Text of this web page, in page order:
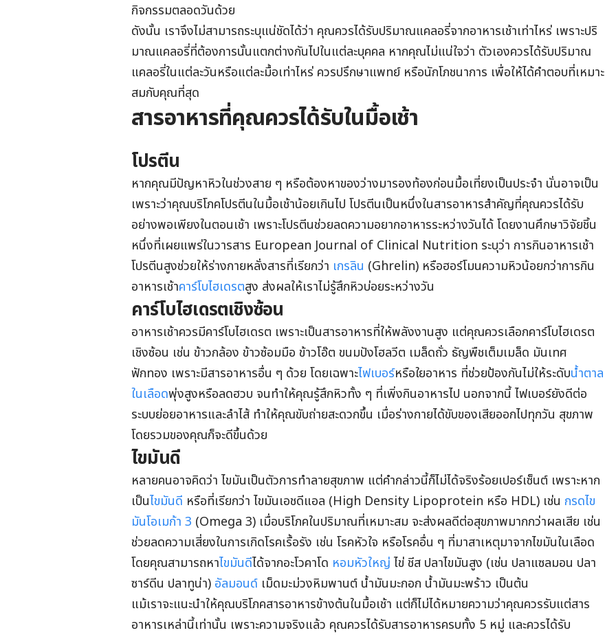
กิจกรรมตลอดวันด้วย
ดังนั้น เราจึงไม่สามารถระบุแน่ชัดได้ว่า คุณควรได้รับปริมาณแคลอรี่จากอาหารเช้าเท่าไหร่ เพราะปริ
มาณแคลอรี่ที่ต้องการนั้นแตกต่างกันไปในแต่ละบุคคล หากคุณไม่แน่ใจว่า ตัวเองควรได้รับปริมาณ
แคลอรี่ในแต่ละวันหรือแต่ละมื้อเท่าไหร่ ควรปรึกษาแพทย์ หรือนักโภชนาการ เพื่อให้ได้คำตอบที่เหมาะ
สมกับคุณที่สุด
สารอาหารที่คุณควรได้รับในมื้อเช้า
โปรตีน
หากคุณมีปัญหาหิวในช่วงสาย ๆ หรือต้องหาของว่างมารองท้องก่อนมื้อเที่ยงเป็นประจำ นั่นอาจเป็น
เพราะว่าคุณบริโภคโปรตีนในมื้อเช้าน้อยเกินไป โปรตีนเป็นหนึ่งในสารอาหารสำคัญที่คุณควรได้รับ
อย่างพอเพียงในตอนเช้า เพราะโปรตีนช่วยลดความอยากอาหารระหว่างวันได้ โดยงานศึกษาวิจัยชิ้น
หนึ่งที่เผยแพร่ในวารสาร European Journal of Clinical Nutrition ระบุว่า การกินอาหารเช้า
โปรตีนสูงช่วยให้ร่างกายหลั่งสารที่เรียกว่า เกรลิน (Ghrelin) หรือฮอร์โมนความหิวน้อยกว่าการกิน
อาหารเช้าคาร์โบไฮเดรตสูง ส่งผลให้เราไม่รู้สึกหิวบ่อยระหว่างวัน
คาร์โบไฮเดรตเชิงซ้อน
อาหารเช้าควรมีคาร์โบไฮเดรต เพราะเป็นสารอาหารที่ให้พลังงานสูง แต่คุณควรเลือกคาร์โบไฮเดรต
เชิงซ้อน เช่น ข้าวกล้อง ข้าวซ้อมมือ ข้าวโอ๊ต ขนมปังโฮลวีต เมล็ดถั่ว ธัญพืชเต็มเมล็ด มันเทศ
ฟักทอง เพราะมีสารอาหารอื่น ๆ ด้วย โดยเฉพาะไฟเบอร์หรือใยอาหาร ที่ช่วยป้องกันไม่ให้ระดับน้ำตาล
ในเลือดพุ่งสูงหรือลดฮวบ จนทำให้คุณรู้สึกหิวทั้ง ๆ ที่เพิ่งกินอาหารไป นอกจากนี้ ไฟเบอร์ยังดีต่อ
ระบบย่อยอาหารและลำไส้ ทำให้คุณขับถ่ายสะดวกขึ้น เมื่อร่างกายได้ขับของเสียออกไปทุกวัน สุขภาพ
โดยรวมของคุณก็จะดีขึ้นด้วย
ไขมันดี
หลายคนอาจคิดว่า ไขมันเป็นตัวการทำลายสุขภาพ แต่คำกล่าวนี้ก็ไม่ได้จริงร้อยเปอร์เซ็นต์ เพราะหาก
เป็นไขมันดี หรือที่เรียกว่า ไขมันเอชดีแอล (High Density Lipoprotein หรือ HDL) เช่น กรดไข
มันโอเมก้า 3 (Omega 3) เมื่อบริโภคในปริมาณที่เหมาะสม จะส่งผลดีต่อสุขภาพมากกว่าผลเสีย เช่น
ช่วยลดความเสี่ยงในการเกิดโรคเรื้อรัง เช่น โรคหัวใจ หรือโรคอื่น ๆ ที่มาสาเหตุมาจากไขมันในเลือด
โดยคุณสามารถหาไขมันดีได้จากอะโวคาโด หอมหัวใหญ่ ไข่ ชีส ปลาไขมันสูง (เช่น ปลาแซลมอน ปลา
ซาร์ดีน ปลาทูน่า) อัลมอนด์ เม็ดมะม่วงหิมพานต์ น้ำมันมะกอก น้ำมันมะพร้าว เป็นต้น
แม้เราจะแนะนำให้คุณบริโภคสารอาหารข้างต้นในมื้อเช้า แต่ก็ไม่ได้หมายความว่าคุณควรรับแต่สาร
อาหารเหล่านี้เท่านั้น เพราะความจริงแล้ว คุณควรได้รับสารอาหารครบทั้ง 5 หมู่ และควรได้รับ